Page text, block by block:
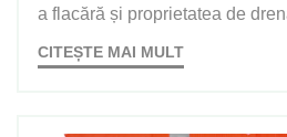
a flacără și proprietatea de
ractici de uscare.
CITEȘTE MAI MULT